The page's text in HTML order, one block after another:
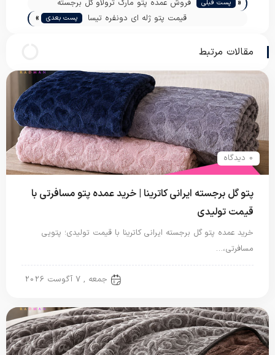
پست قبلی
فروش عمده پتو مارک ترولاو گل برجسته
قیمت پتو ژله ای دونفره تیسا
پست بعدی »
مقالات مرتبط
0 دیدگاه
پتو گل برجسته ایرانی کاترینا | خرید عمده پتو مسافرتی با
قیمت تولیدی
خرید عمده پتو گل برجسته ایرانی کاترینا با قیمت تولیدی؛ پتویی
مسافرتی،…
جمعه , 7 آگوست 2026